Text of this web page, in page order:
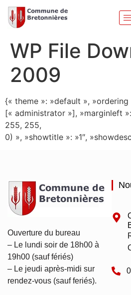
WP File
2009
{« theme »: »default »,
[« administrator »], »marginleft
255, 255,
0) », »showtitle »: »1″,
Ouverture du bureau
– Le lundi soir de 18h00 à
19h00 (sauf fériés)
– Le jeudi après-midi sur
rendez-vous (sauf feriés).